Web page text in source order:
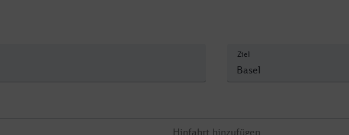
Ziel